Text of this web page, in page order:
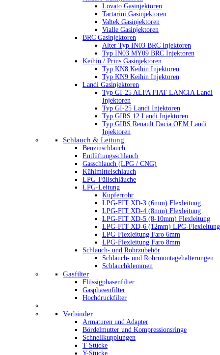
Lovato Gasinjektoren
Tartarini Gasinjektoren
Valtek Gasinjektoren
Vialle Gasinjektoren
BRC Gasinjektoren
Alter Typ IN03 BRC Injektoren
Typ IN03 MY09 BRC Injektoren
Keihin / Prins Gasinjektoren
Typ KN8 Keihin Injektoren
Typ KN9 Keihin Injektoren
Landi Gasinjektoren
Typ GI-25 ALFA FIAT LANCIA Landi
Injektoren
Typ GI-25 Landi Injektoren
Typ GIRS 12 Landi Injektoren
Typ GIRS Renault Dacia OEM Landi
Injektoren
Schlauch & Leitung
Benzinschlauch
Entlüftungsschlauch
Gasschlauch (LPG / CNG)
Kühlmittelschlauch
LPG-Füllschläuche
LPG-Leitung
Kupferrohr
LPG-FIT XD-3 (6mm) Flexleitung
LPG-FIT XD-4 (8mm) Flexleitung
LPG-FIT XD-5 (8-10mm) Flexleitung
LPG-FIT XD-6 (12mm) LPG-Flexleitung
LPG-Flexleitung Faro 6mm
LPG-Flexleitung Faro 8mm
Schlauch- und Rohrzubehör
Schlauch- und Rohrmontagehalterungen
Schlauchklemmen
Gasfilter
Flüssigphasenfilter
Gasphasenfilter
Hochdruckfilter
Verbinder
Armaturen und Adapter
Bördelmutter und Kompressionsringe
Schnellkupplungen
T-Stücke
Y-Stücke